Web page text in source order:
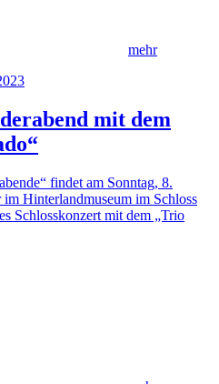
mehr
mit dem
findet am Sonntag, 8.
Hinterlandmuseum im Schloss
Schlosskonzert mit dem „Trio